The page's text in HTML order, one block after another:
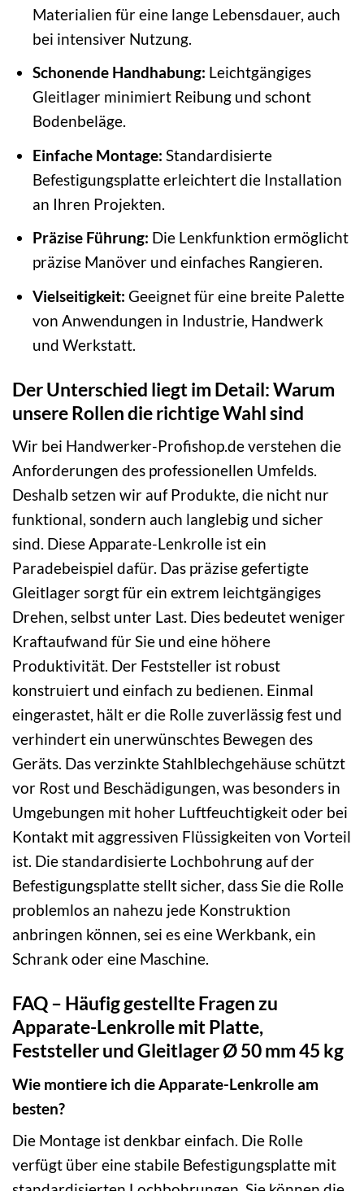
Materialien für eine lange Lebensdauer, auch
bei intensiver Nutzung.
Schonende Handhabung: Leichtgängiges
Gleitlager minimiert Reibung und schont
Bodenbeläge.
Einfache Montage: Standardisierte
Befestigungsplatte erleichtert die Installation
an Ihren Projekten.
Präzise Führung: Die Lenkfunktion ermöglicht
präzise Manöver und einfaches Rangieren.
Vielseitigkeit: Geeignet für eine breite Palette
von Anwendungen in Industrie, Handwerk
und Werkstatt.
Der Unterschied liegt im Detail: Warum
unsere Rollen die richtige Wahl sind
Wir bei Handwerker-Profishop.de verstehen die
Anforderungen des professionellen Umfelds.
Deshalb setzen wir auf Produkte, die nicht nur
funktional, sondern auch langlebig und sicher
sind. Diese Apparate-Lenkrolle ist ein
Paradebeispiel dafür. Das präzise gefertigte
Gleitlager sorgt für ein extrem leichtgängiges
Drehen, selbst unter Last. Dies bedeutet weniger
Kraftaufwand für Sie und eine höhere
Produktivität. Der Feststeller ist robust
konstruiert und einfach zu bedienen. Einmal
eingerastet, hält er die Rolle zuverlässig fest und
verhindert ein unerwünschtes Bewegen des
Geräts. Das verzinkte Stahlblechgehäuse schützt
vor Rost und Beschädigungen, was besonders in
Umgebungen mit hoher Luftfeuchtigkeit oder bei
Kontakt mit aggressiven Flüssigkeiten von Vorteil
ist. Die standardisierte Lochbohrung auf der
Befestigungsplatte stellt sicher, dass Sie die Rolle
problemlos an nahezu jede Konstruktion
anbringen können, sei es eine Werkbank, ein
Schrank oder eine Maschine.
FAQ – Häufig gestellte Fragen zu
Apparate-Lenkrolle mit Platte,
Feststeller und Gleitlager Ø 50 mm 45 kg
Wie montiere ich die Apparate-Lenkrolle am
besten?
Die Montage ist denkbar einfach. Die Rolle
verfügt über eine stabile Befestigungsplatte mit